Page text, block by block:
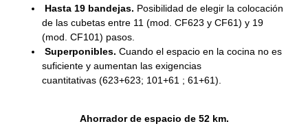
Hasta 19 bandejas. Posibilidad de elegir la colocación
de las cubetas entre 11 (mod. CF623 y CF61) y 19
(mod. CF101) pasos.
Superponibles. Cuando el espacio en la cocina no es
suficiente y aumentan las exigencias
cuantitativas (623+623; 101+61 ; 61+61).
Ahorrador de espacio de 52 km.